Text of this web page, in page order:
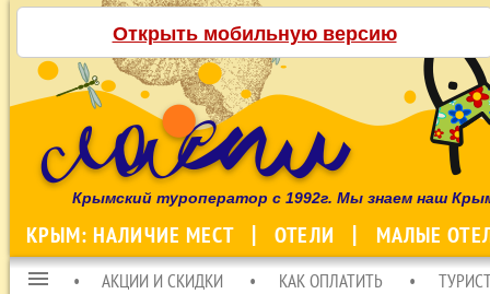
Открыть мобильную версию
Крымский туроператор с 1992г. Мы знаем наш
КРЫМ: НАЛИЧИЕ МЕСТ ОТЕЛИ МАЛЫЕ
menu АКЦИИ И СКИДКИ КАК ОПЛАТИТЬ